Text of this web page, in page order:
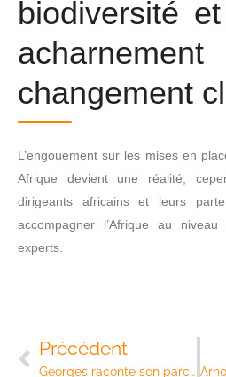
biodiversité
changement
L’engouement sur les mises en
Afrique devient une réalité,
dirigeants africains et leurs
accompagner l’Afrique au
experts.
Précédent
Georges raconte son parcours de Frigoriste qualifié